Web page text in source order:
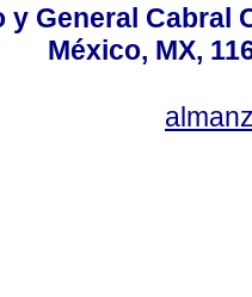
y General Cabral
México, MX,